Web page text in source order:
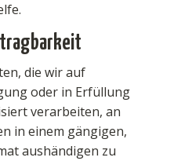
die wir auf
oder in Erfüllung
verarbeiten, an
in einem gängigen,
aushändigen zu